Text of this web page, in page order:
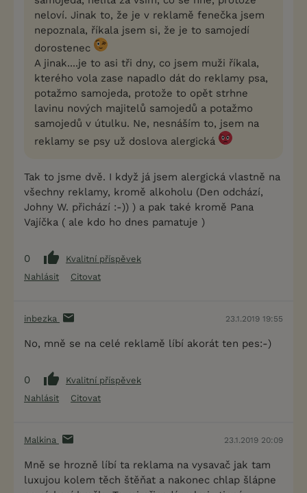
neloví. Jinak to, že je v reklamě fenečka jsem
nepoznala, říkala jsem si, že je to samojedí
dorostenec
A jinak....je to asi tři dny, co jsem muži říkala,
kterého vola zase napadlo dát do reklamy psa,
potažmo samojeda, protože to opět strhne
lavinu nových majitelů samojedů a potažmo
samojedů v útulku. Ne, nesnáším to, jsem na
reklamy se psy už doslova alergická
Tak to jsme dvě. I když já jsem alergická vlastně na
všechny reklamy, kromě alkoholu (Den odchází,
Johny W. přichází :-)) ) a pak také kromě Pana
Vajíčka ( ale kdo ho dnes pamatuje )
0
Kvalitní příspěvek
Nahlásit
Citovat
inbezka 23.1.2019 19:55
No, mně se na celé reklamě líbí akorát ten pes:-)
0
Kvalitní příspěvek
Nahlásit
Citovat
Malkina 23.1.2019 20:09
Mně se hrozně líbí ta reklama na vysavač jak tam
luxujou kolem těch štěňat a nakonec chlap šlápne